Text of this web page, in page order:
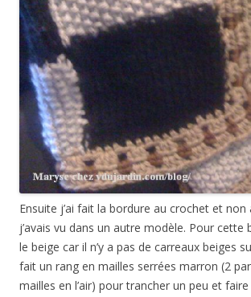
Ensuite j’ai fait la bordure au crochet et
j’avais vu dans un autre modèle. Pour cette
le beige car il n’y a pas de carreaux beiges
fait un rang en mailles serrées marron (2
mailles en l’air) pour trancher un peu et